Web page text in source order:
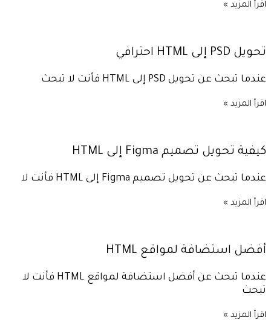
اقرأ المزيد »
تحويل PSD إلى HTML احترافي
عندما تبحث عن تحويل PSD إلى HTML فأنت لا تبحث
اقرأ المزيد »
كيفية تحويل تصميم Figma إلى HTML
عندما تبحث عن تحويل تصميم Figma إلى HTML فأنت لا
اقرأ المزيد »
أفضل استضافة لمواقع HTML
عندما تبحث عن أفضل استضافة لمواقع HTML فأنت لا
تبحث
اقرأ المزيد »